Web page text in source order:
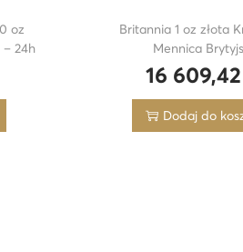
oz
24h
Britannia 1 oz złota
Mennica
16
Dodaj do